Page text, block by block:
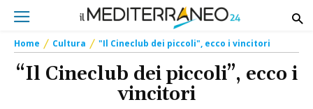
Home Cultura "Il Cineclub dei piccoli", ecco i vincitori
“Il Cineclub dei piccoli”, ecco i
vincitori